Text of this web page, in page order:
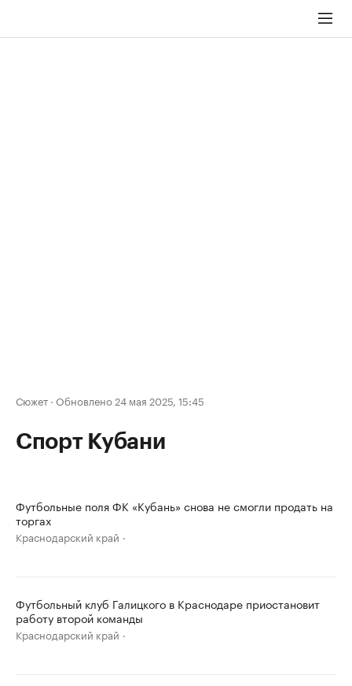
Сюжет · Обновлено 24 мая 2025, 15:45
Спорт Кубани
Футбольные поля ФК «Кубань» снова не смогли продать на
торгах
Краснодарский край
Футбольный клуб Галицкого в Краснодаре приостановит
работу второй команды
Краснодарский край